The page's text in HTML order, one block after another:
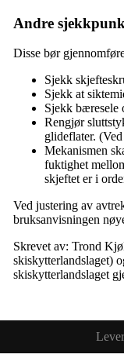
Andre
Disse bør
Sjekk
Sjekk at
Sjekk bæresele
Rengjør
glideflater.
Mekanismen
fuktighet
skjeftet er i
Ved justering av
bruksanvisningen
Skrevet av: Trond
skiskytterlandslaget)
skiskytterlandslaget